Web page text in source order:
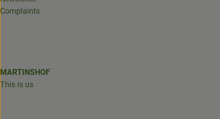
Complaints
MARTINSHOF
This is us